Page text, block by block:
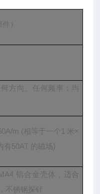
）
方向、任何频率：均
m (相等于一个1 米×
有50AT 的磁场)
铝合金壳体，适合
不锈钢探针